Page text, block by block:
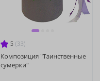
5 (33)
Композиция "Таинственные
сумерки"